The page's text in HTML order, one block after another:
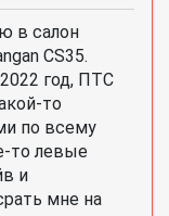
в салон
CS35.
год, ПТС
то
по всему
то левые
и
мне на